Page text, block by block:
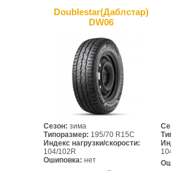
Doublestar(Даблcтар)
DW06
Сезон: зима
Типоразмер: 195/70 R15C
Индекс нагрузки/скорости:
104/102R
Ошиповка: нет